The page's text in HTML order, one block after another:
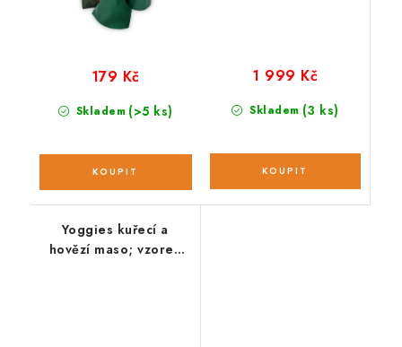
Skladem (>5 ks)
179 Kč
Skladem (3 ks)
1 999 Kč
Yoggies kuřecí a
hovězí maso; vzorek